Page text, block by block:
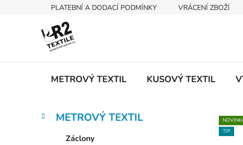
PLATEBNÍ A DODACÍ PODMÍNKY VRÁCENÍ ZBOŽÍ
METROVÝ TEXTIL KUSOVÝ TEXTIL
PPřeskočit
kategorie
K
a
METROVÝ TEXTIL
Záclony
TIP